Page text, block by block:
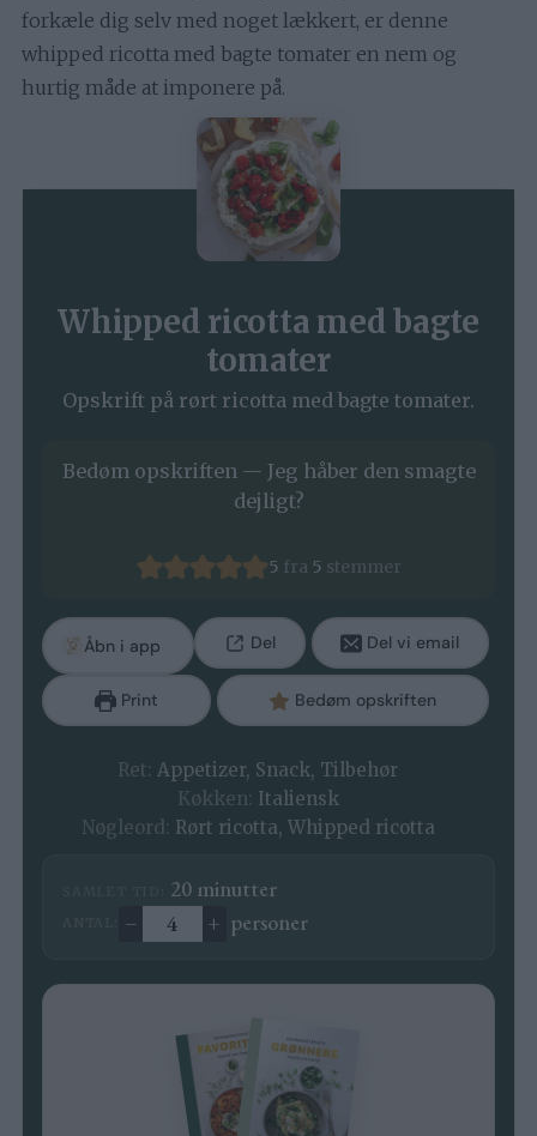
forkæle dig selv med noget lækkert, er denne
whipped ricotta med bagte tomater en nem og
hurtig måde at imponere på.
Whipped ricotta med bagte
tomater
Opskrift på rørt ricotta med bagte tomater.
Bedøm opskriften — Jeg håber den smagte
dejligt?
5 fra 5 stemmer
Åbn i app Del Del vi email
Print Bedøm opskriften
Ret: Appetizer, Snack, Tilbehør
Køkken: Italiensk
Nøgleord: Rørt ricotta, Whipped ricotta
20minutter
minutter
Ændre antal
– + personer